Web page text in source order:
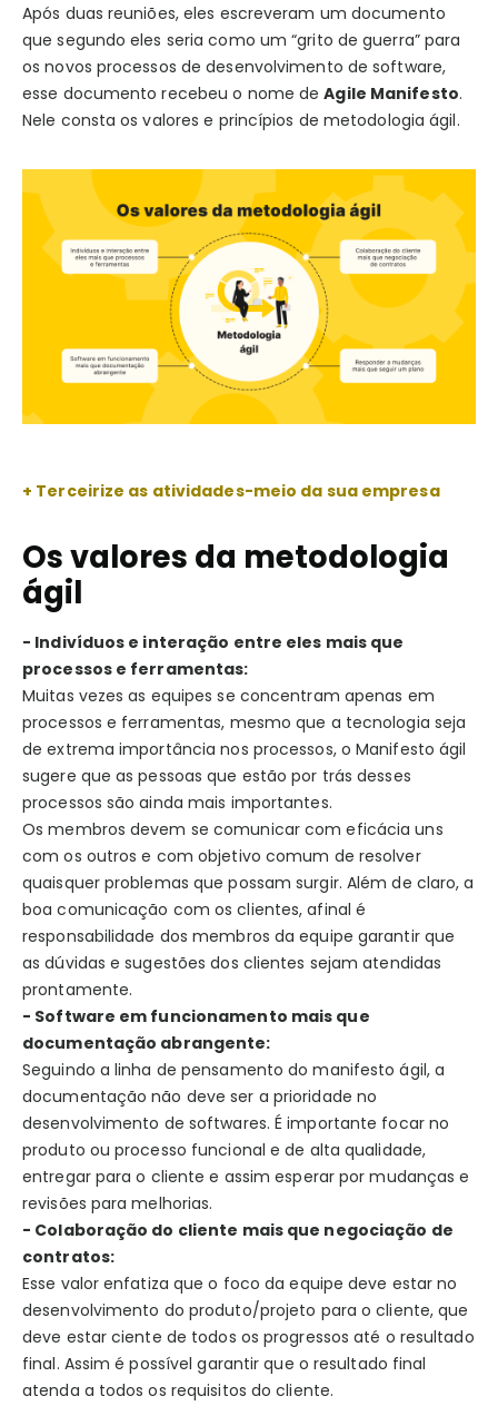
Após duas reuniões, eles escreveram um documento
que segundo eles seria como um “grito de guerra” para
os novos processos de desenvolvimento de software,
esse documento recebeu o nome deAgile Manifesto.
Nele consta os valores e princípios de metodologia ágil.
+ Terceirize as atividades-meio da sua empresa
Os valores da metodologia
ágil
- Indivíduos e interação entre eles mais que
processos e ferramentas:
Muitas vezes as equipes se concentram apenas em
processos e ferramentas, mesmo que a tecnologia seja
de extrema importância nos processos, o Manifesto ágil
sugere que as pessoas que estão por trás desses
processos são ainda mais importantes.
Os membros devem se comunicar com eficácia uns
com os outros e com objetivo comum de resolver
quaisquer problemas que possam surgir. Além de claro, a
boa comunicação com os clientes, afinal é
responsabilidade dos membros da equipe garantir que
as dúvidas e sugestões dos clientes sejam atendidas
prontamente.
- Software em funcionamento mais que
documentação abrangente:
Seguindo a linha de pensamento do manifesto ágil, a
documentação não deve ser a prioridade no
desenvolvimento de softwares. É importante focar no
produto ou processo funcional e de alta qualidade,
entregar para o cliente e assim esperar por mudanças e
revisões para melhorias.
- Colaboração do cliente mais que negociação de
contratos:
Esse valor enfatiza que o foco da equipe deve estar no
desenvolvimento do produto/projeto para o cliente, que
deve estar ciente de todos os progressos até o resultado
final. Assim é possível garantir que o resultado final
atenda a todos os requisitos do cliente.